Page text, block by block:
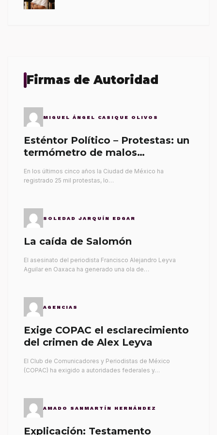
Firmas de Autoridad
MIGUEL ÁNGEL CASIQUE OLIVOS
Esténtor Político – Protestas: un
termómetro de malos
En los últimos cinco años la Ciudad de México ha
registrado 25 mil protestas, lo…
SOLEDAD JARQUÍN EDGAR
La caída de Salomón
El asesinato del periodista Francisco Alejandro Leyva
Aguilar en Oaxaca ha generado una ola de…
AGENCIAS
Exige COPAC el esclarecimiento
del crimen de Alex Leyva
El Club de Comunicadores y Periodistas de México
(COPAC) ha exigido a autoridades federales y…
AMADO SANMARTÍN HERNÁNDEZ
Explicación: Testamento